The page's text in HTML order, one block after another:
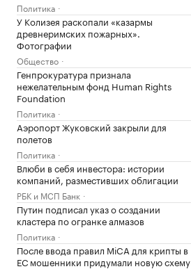
Политика
У Колизея раскопали «казармы
древнеримских пожарных».
Фотографии
Общество
Генпрокуратура признала
нежелательным фонд Human Rights
Foundation
Политика
Аэропорт Жуковский закрыли для
полетов
Политика
Влюби в себя инвестора: истории
компаний, разместивших облигации
РБК и МСП Банк
Путин подписал указ о создании
кластера по огранке алмазов
Политика
После ввода правил MiCA для крипты в
ЕС мошенники придумали новую схему